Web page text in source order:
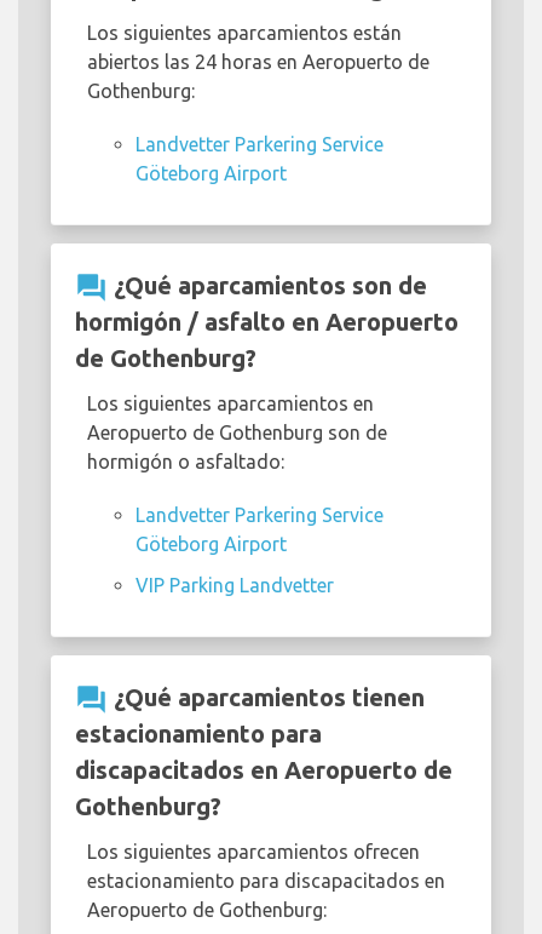
Los siguientes aparcamientos están
abiertos las 24 horas en Aeropuerto de
Gothenburg:
Landvetter Parkering Service
Göteborg Airport
question_answer ¿Qué aparcamientos son de
hormigón / asfalto en Aeropuerto
de Gothenburg?
Los siguientes aparcamientos en
Aeropuerto de Gothenburg son de
hormigón o asfaltado:
Landvetter Parkering Service
Göteborg Airport
VIP Parking Landvetter
question_answer ¿Qué aparcamientos tienen
estacionamiento para
discapacitados en Aeropuerto de
Gothenburg?
Los siguientes aparcamientos ofrecen
estacionamiento para discapacitados en
Aeropuerto de Gothenburg: